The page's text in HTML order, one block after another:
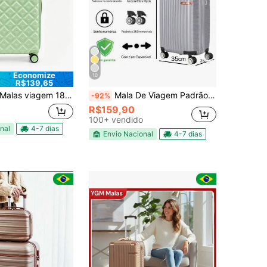
Economize
R$139,65
Malas viagem 18 polegadas 8KG luxuosa, mala de viagem rígida para bordo em promoção, estrutura resistente, 360° rodas giratórias silenciosas, de presente de luxo para amigos e familiares
4-7 dias
10
-92% Mala De Viagem Padrão Anac Bordo 10KG 55x35x25cm Bordo Com Zíper Expansível Rodinhas Removíveis Mala de Mão Pode Levar Na Cabine De Avião
R$159,90
100+ vendido
Envio Nacional 4-7 dias